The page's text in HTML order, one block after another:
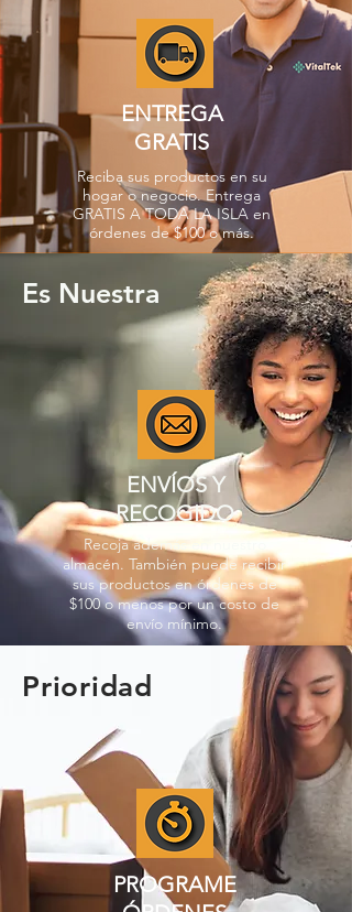
ENTREGA
GRATIS
Reciba sus productos en su
hogar o negocio. Entrega
GRATIS A TODA LA ISLA en
órdenes de $100 o más.
Es Nuestra
ENVÍOS Y
RECOGIDO
Recoja además en nuestro
almacén. También puede recibir
sus productos en órdenes de
$100 o menos por un costo de
envío mínimo.
Prioridad
PROGRAME